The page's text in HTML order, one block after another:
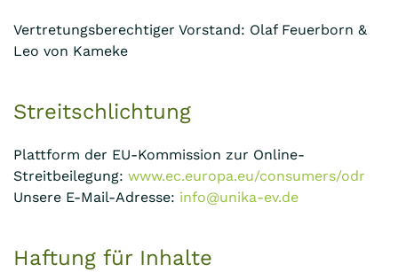
Vertretungsberechtiger Vorstand: Olaf Feuerborn &
Leo von Kameke
Streitschlichtung
Plattform der EU-Kommission zur Online-
Streitbeilegung: www.ec.europa.eu/consumers/odr
Unsere E-Mail-Adresse: info@unika-ev.de
Haftung für Inhalte